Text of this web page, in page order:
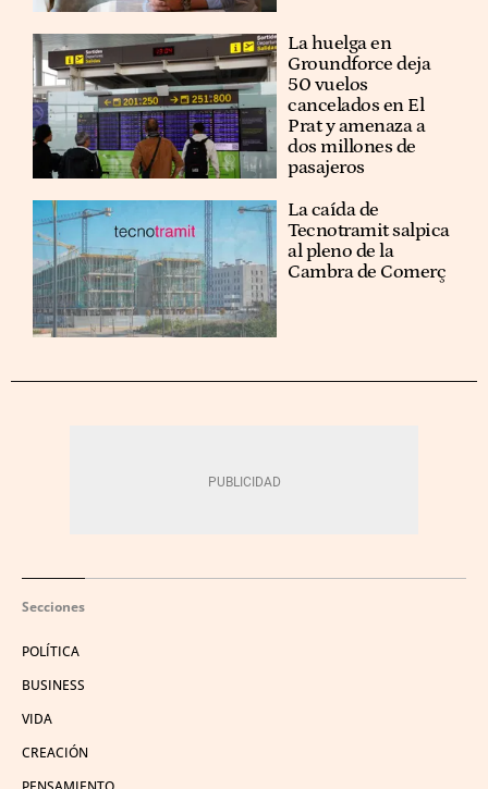
La huelga en
Groundforce deja
50 vuelos
cancelados en El
Prat y amenaza a
dos millones de
pasajeros
La caída de
Tecnotramit salpica
al pleno de la
Cambra de Comerç
Secciones
POLÍTICA
BUSINESS
VIDA
CREACIÓN